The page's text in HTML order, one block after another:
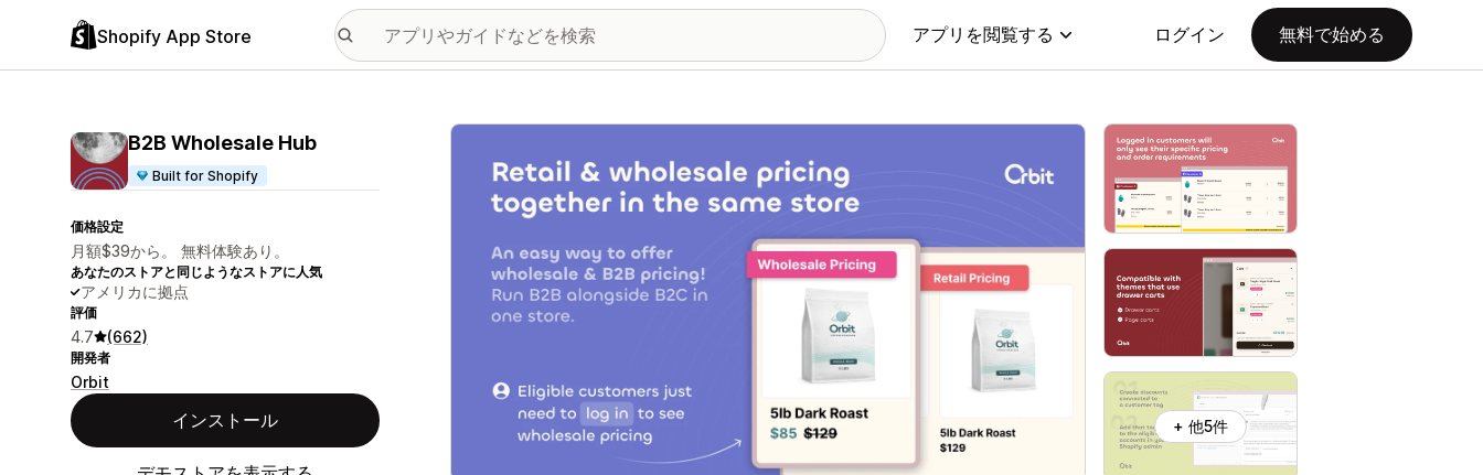
Shopify App Store アプリを閲覧する ログイン 無料で始める
B2B Wholesale Hub
Built for Shopify
価格設定
月額$39から。 無料体験あり。
あなたのストアと同じようなストアに人気
アメリカに拠点
評価
4.7 (662)
開発者
Orbit
インストール
特集の画像ギャラリー
+ 他5件